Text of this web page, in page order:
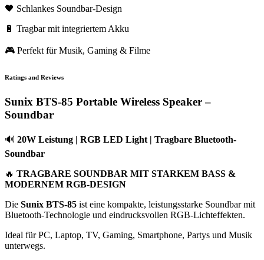
🖤 Schlankes Soundbar-Design
🔋 Tragbar mit integriertem Akku
🎮 Perfekt für Musik, Gaming & Filme
Ratings and Reviews
Sunix BTS-85 Portable Wireless Speaker –
Soundbar
🔊 20W Leistung | RGB LED Light | Tragbare Bluetooth-
Soundbar
🔥 TRAGBARE SOUNDBAR MIT STARKEM BASS &
MODERNEM RGB-DESIGN
Die Sunix BTS-85 ist eine kompakte, leistungsstarke Soundbar mit
Bluetooth-Technologie und eindrucksvollen RGB-Lichteffekten.
Ideal für PC, Laptop, TV, Gaming, Smartphone, Partys und Musik
unterwegs.